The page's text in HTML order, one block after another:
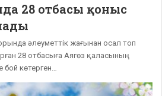
28 отбасы қоныс
әлеуметтік жағынан осал топ
28 отбасыға Аягөз қаласының
көтерген…